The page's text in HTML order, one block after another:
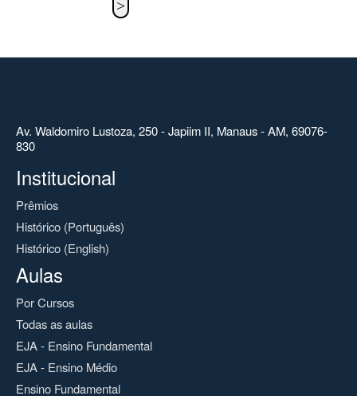
Av. Waldomiro Lustoza, 250 - Japiim II, Manaus - AM, 69076-
830
Institucional
Prêmios
Histórico (Português)
Histórico (English)
Aulas
Por Cursos
Todas as aulas
EJA - Ensino Fundamental
EJA - Ensino Médio
Ensino Fundamental